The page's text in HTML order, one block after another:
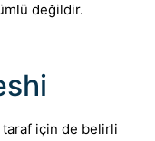
değildir.
için de belirli